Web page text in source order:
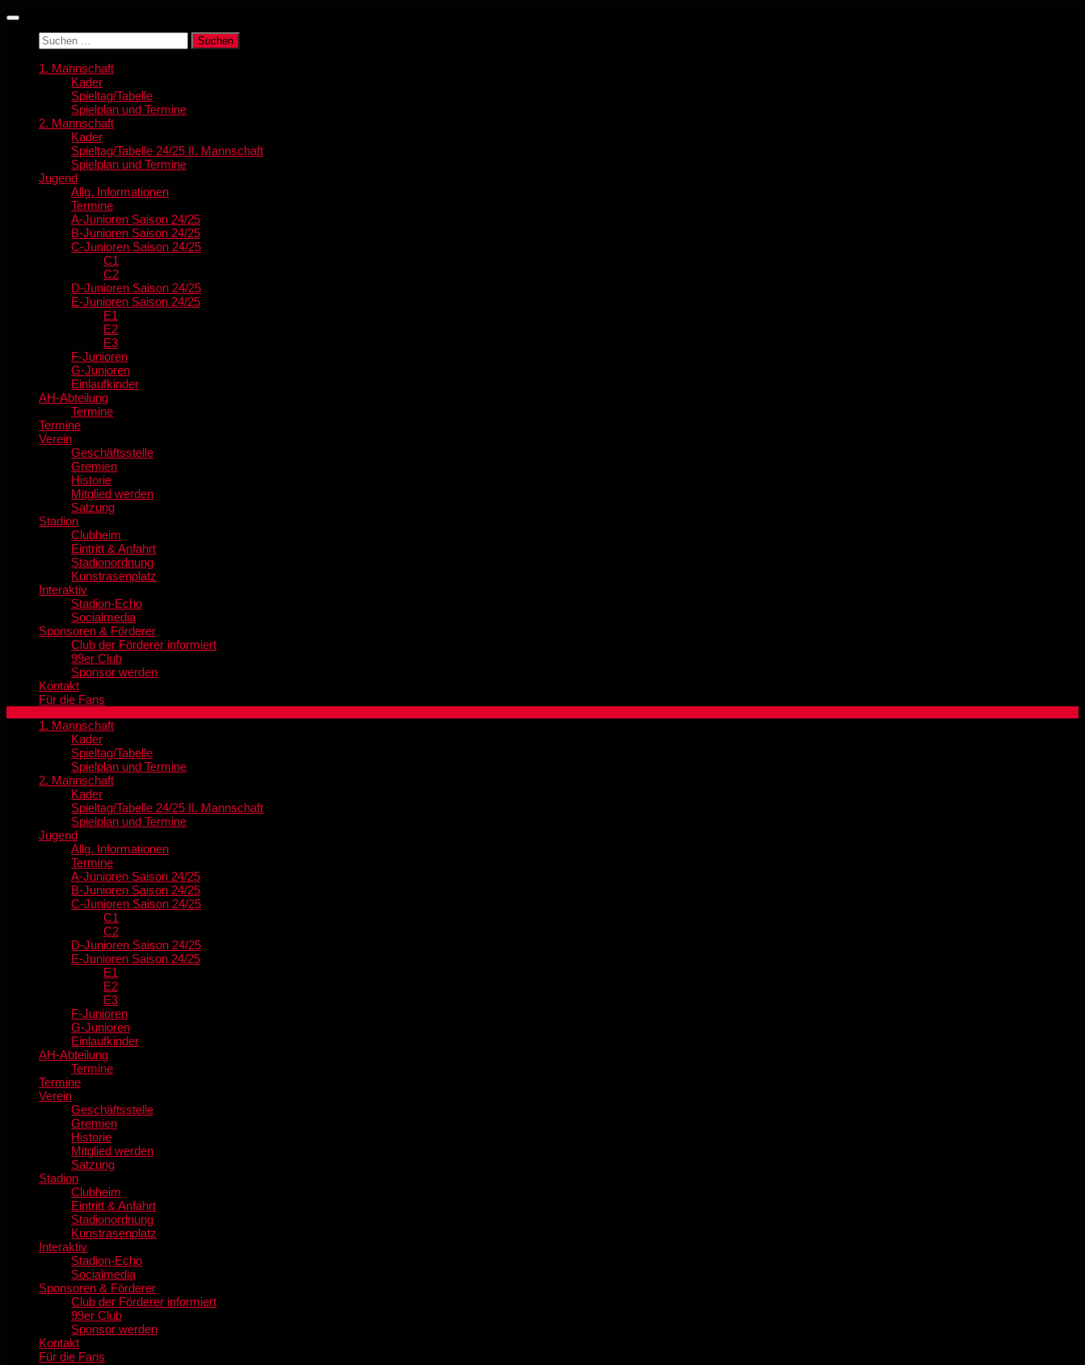
Zum
springenSuchen
nach:
1. Mannschaft
Kader
Spieltag/Tabelle
Spielplan und Termine
2. Mannschaft
Kader
Spieltag/Tabelle 24/25 II. Mannschaft
Spielplan und Termine
Jugend
Allg. Informationen
Termine
A-Junioren Saison 24/25
B-Junioren Saison 24/25
C-Junioren Saison 24/25
C1
C2
D-Junioren Saison 24/25
E-Junioren Saison 24/25
E1
E2
E3
F-Junioren
G-Junioren
Einlaufkinder
AH-Abteilung
Termine
Termine
Verein
Geschäftsstelle
Gremien
Historie
Mitglied werden
Satzung
Stadion
Clubheim
Eintritt & Anfahrt
Stadionordnung
Kunstrasenplatz
Interaktiv
Stadion-Echo
Socialmedia
Sponsoren & Förderer
Club der Förderer informiert
99er Club
Sponsor werden
Kontakt
Für die Fans
1. Mannschaft
Kader
Spieltag/Tabelle
Spielplan und Termine
2. Mannschaft
Kader
Spieltag/Tabelle 24/25 II. Mannschaft
Spielplan und Termine
Jugend
Allg. Informationen
Termine
A-Junioren Saison 24/25
B-Junioren Saison 24/25
C-Junioren Saison 24/25
C1
C2
D-Junioren Saison 24/25
E-Junioren Saison 24/25
E1
E2
E3
F-Junioren
G-Junioren
Einlaufkinder
AH-Abteilung
Termine
Termine
Verein
Geschäftsstelle
Gremien
Historie
Mitglied werden
Satzung
Stadion
Clubheim
Eintritt & Anfahrt
Stadionordnung
Kunstrasenplatz
Interaktiv
Stadion-Echo
Socialmedia
Sponsoren & Förderer
Club der Förderer informiert
99er Club
Sponsor werden
Kontakt
Für die Fans